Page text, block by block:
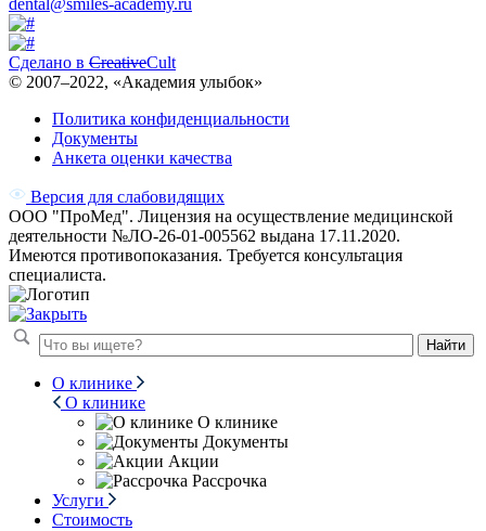
Сделано в CreativeCult
© 2007–2022, «Академия улыбок»
Политика конфиденциальности
Документы
Анкета оценки качества
Версия для слабовидящих
ООО "ПроМед". Лицензия на осуществление медицинской
деятельности №ЛО-26-01-005562 выдана 17.11.2020.
Имеются противопоказания. Требуется консультация
специалиста.
Найти
О клинике
О клинике
О клинике
Документы
Акции
Рассрочка
Услуги
Стоимость